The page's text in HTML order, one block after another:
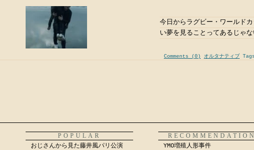
今日からラグビー・ワールド
い夢を見ることってあるじゃ
Comments (0) オルタナティブ
POPULAR
おじさんから見た藤井風パリ公演
RECOMMENDATION
YMO増殖人形事件